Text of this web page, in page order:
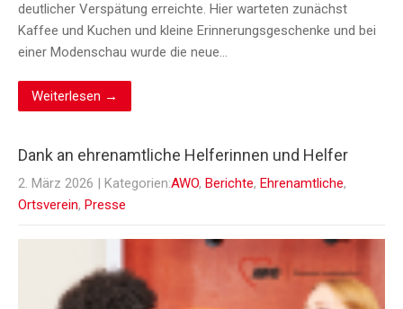
deutlicher Verspätung erreichte. Hier warteten zunächst
Kaffee und Kuchen und kleine Erinnerungsgeschenke und bei
einer Modenschau wurde die neue…
Weiterlesen →
Dank an ehrenamtliche Helferinnen und Helfer
2. März 2026 | Kategorien:AWO, Berichte, Ehrenamtliche,
Ortsverein, Presse